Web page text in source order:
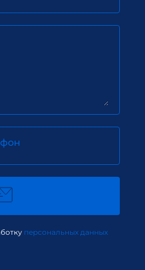
персональных данных